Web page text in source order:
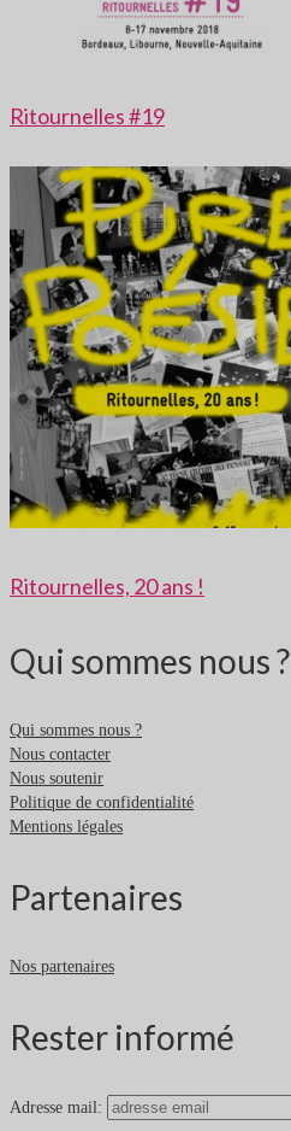
Ritournelles #19
Ritournelles, 20 ans !
Qui sommes nous ?
Qui sommes nous ?
Nous contacter
Nous soutenir
Politique de confidentialité
Mentions légales
Partenaires
Nos partenaires
Rester informé
Adresse mail: